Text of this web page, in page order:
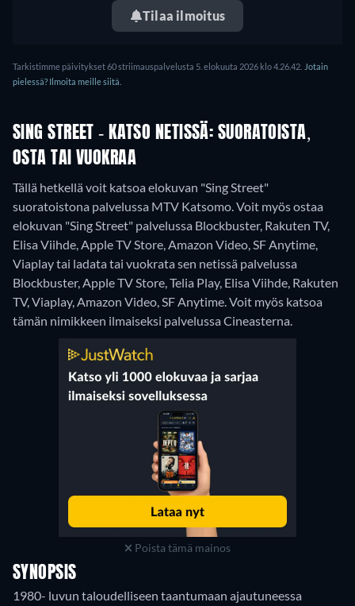
Tilaa ilmoitus
Tarkistimme päivitykset 60 striimauspalvelusta 5. elokuuta 2026 klo 4.26.42. Jotain
pielessä? Ilmoita meille siitä.
SING STREET - KATSO NETISSÄ: SUORATOISTA,
OSTA TAI VUOKRAA
Tällä hetkellä voit katsoa elokuvan "Sing Street"
suoratoistona palvelussa MTV Katsomo. Voit myös ostaa
elokuvan "Sing Street" palvelussa Blockbuster, Rakuten TV,
Elisa Viihde, Apple TV Store, Amazon Video, SF Anytime,
Viaplay tai ladata tai vuokrata sen netissä palvelussa
Blockbuster, Apple TV Store, Telia Play, Elisa Viihde, Rakuten
TV, Viaplay, Amazon Video, SF Anytime.Voit myös katsoa
tämän nimikkeen ilmaiseksi palvelussa Cineasterna.
Poista tämä mainos
SYNOPSIS
1980- luvun taloudelliseen taantumaan ajautuneessa